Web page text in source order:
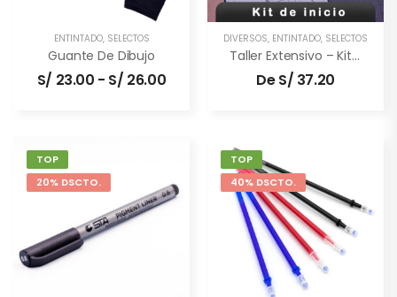
ENTINTADO, SELECTOS
Guante De Dibujo
S/ 23.00 - S/ 26.00
DIVERSOS, ENTINTADO, SELECTOS
Taller Extensivo – Kit De Inicio
De S/ 37.20
TOP
20% DSCTO.
TOP
40% DSCTO.